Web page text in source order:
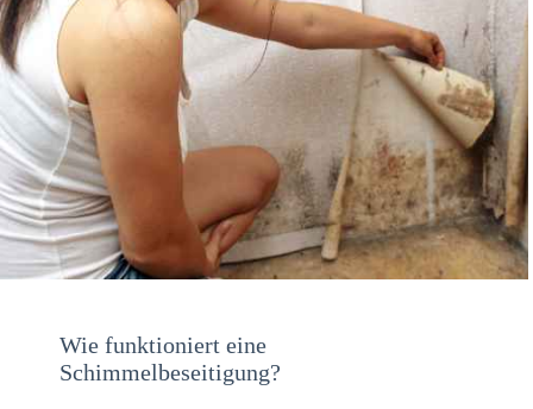
Wie funktioniert eine
Schimmelbeseitigung?